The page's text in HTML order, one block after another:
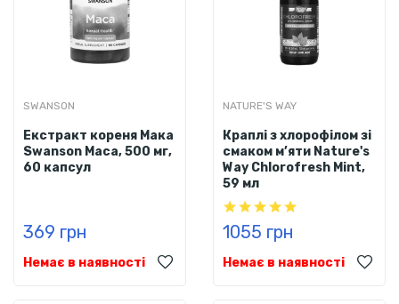
SWANSON
Eкстракт кореня Мака
Swanson Maca, 500 мг,
60 капсул
369 грн
Немає в наявності
NATURE'S WAY
Краплі з хлорофілом зі
смаком м’яти Nature's
Way Chlorofresh Mint,
59 мл
1055 грн
Немає в наявності